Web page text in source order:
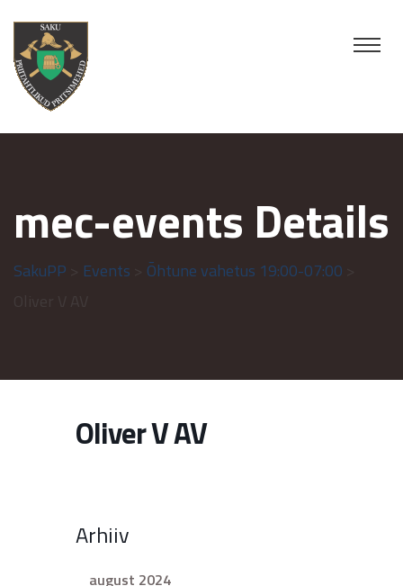
mec-events Details
SakuPP Events Õhtune vahetus 19:00-07:00
Oliver V AV
Arhiiv
august 2024